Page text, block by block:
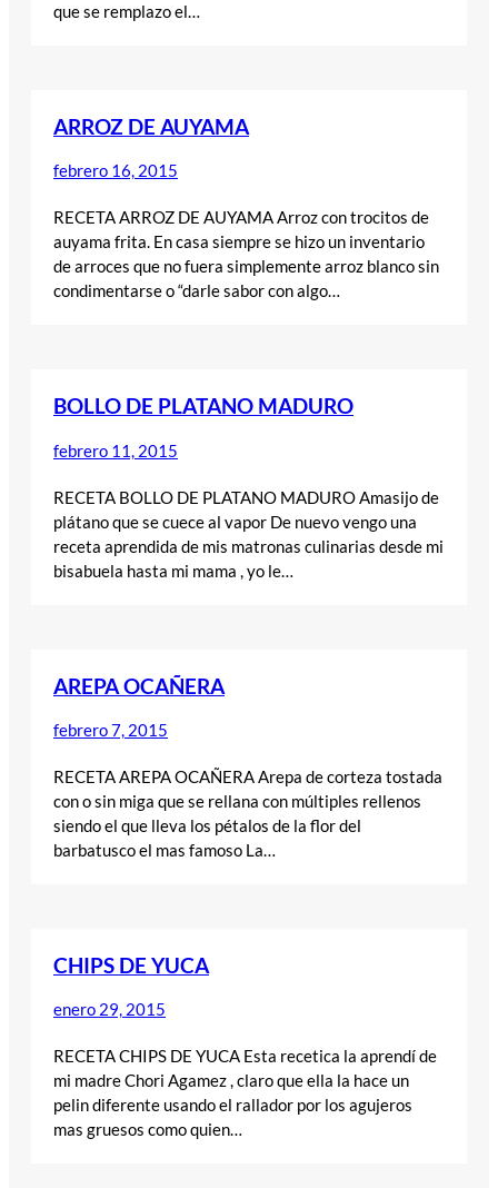
que se remplazo el…
ARROZ DE AUYAMA
febrero 16, 2015
RECETA ARROZ DE AUYAMA Arroz con trocitos de
auyama frita. En casa siempre se hizo un inventario
de arroces que no fuera simplemente arroz blanco sin
condimentarse o “darle sabor con algo…
BOLLO DE PLATANO MADURO
febrero 11, 2015
RECETA BOLLO DE PLATANO MADURO Amasijo de
plátano que se cuece al vapor De nuevo vengo una
receta aprendida de mis matronas culinarias desde mi
bisabuela hasta mi mama , yo le…
AREPA OCAÑERA
febrero 7, 2015
RECETA AREPA OCAÑERA Arepa de corteza tostada
con o sin miga que se rellana con múltiples rellenos
siendo el que lleva los pétalos de la flor del
barbatusco el mas famoso La…
CHIPS DE YUCA
enero 29, 2015
RECETA CHIPS DE YUCA Esta recetica la aprendí de
mi madre Chori Agamez , claro que ella la hace un
pelin diferente usando el rallador por los agujeros
mas gruesos como quien…